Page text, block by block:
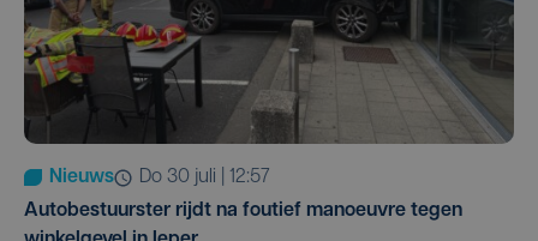
Nieuws
do 30 juli | 12:57
Autobestuurster rijdt na foutief manoeuvre tegen